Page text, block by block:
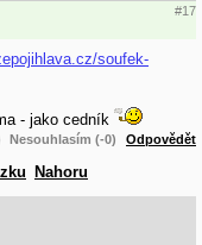
#17
soufek-
- jako cedník
Nesouhlasím (-0) Odpovědět
Nahoru